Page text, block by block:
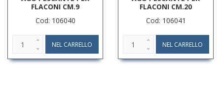
FLACONI CM.9
Cod: 106040
FLACONI CM.20
Cod: 106041